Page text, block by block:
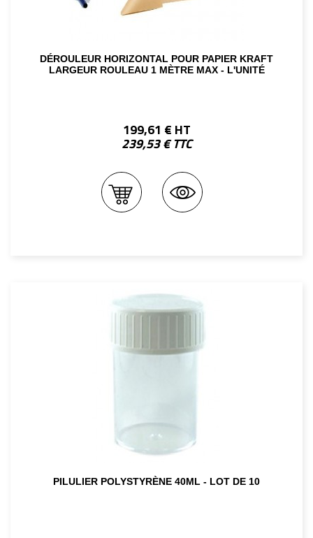
DÉROULEUR HORIZONTAL POUR PAPIER KRAFT
LARGEUR ROULEAU 1 MÈTRE MAX - L'UNITÉ
199,61 € HT
239,53 € TTC
PILULIER POLYSTYRÈNE 40ML - LOT DE 10